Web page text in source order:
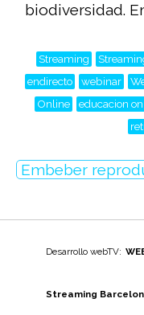
biodiversidad.
Streaming
endirecto
webinar
Online
educacion
Embeber
Desarrollo webTV:
Streaming